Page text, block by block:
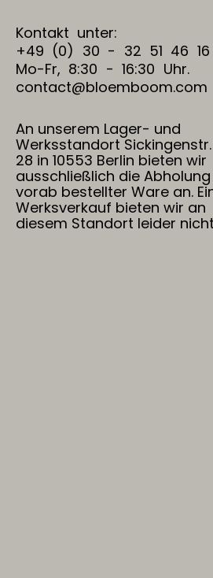
Kontakt unter:
+49 (0) 30 - 32 51 46 16
Mo-Fr, 8:30 - 16:30 Uhr.
contact@bloemboom.com
An unserem Lager- und
Werksstandort
28 in 10553 Berlin bieten wir
ausschließlich die Abholung
vorab bestellter Ware an.
Werksverkauf bieten wir an
diesem Standort leider